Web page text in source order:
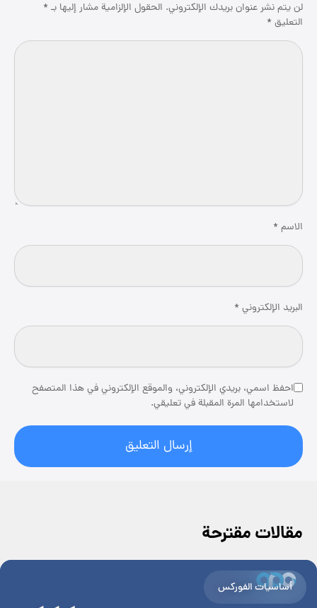
لن يتم نشر عنوان بريدك الإلكتروني. الحقول الإلزامية مشار إليها بـ *
التعليق *
الاسم *
البريد الإلكتروني *
احفظ اسمي، بريدي الإلكتروني، والموقع الإلكتروني في هذا المتصفح
لاستخدامها المرة المقبلة في تعليقي.
مقالات مقترحة
أساسيات الفوركس